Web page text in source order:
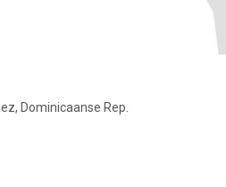
Dominicaanse Rep.